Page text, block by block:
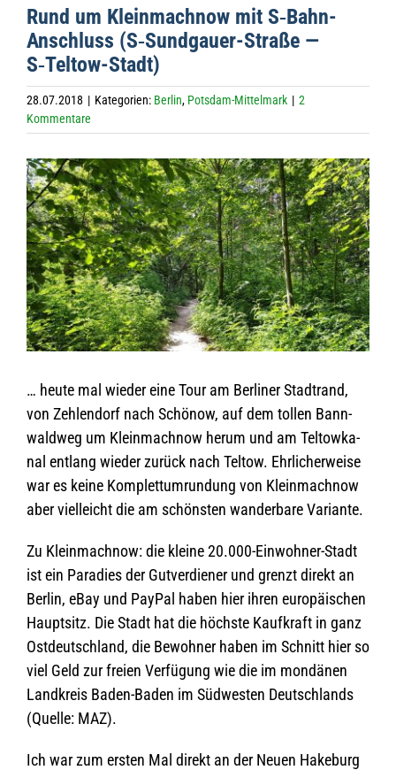
Rund um Klein­mach­now mit S‑Bahn-
Anschluss (S‑Sund­gauer-Straße —
S‑Tel­tow-Stadt)
28.07.2018 | Kategorien: Berlin, Potsdam-Mittelmark | 2
Kommentare
Zeige
grösseres
Bild
… heute mal wie­der eine Tour am Ber­li­ner Stadt­rand,
von Zehlen­dorf nach Schö­now, auf dem tol­len Bann­
wald­weg um Klein­mach­now herum und am Tel­tow­ka­
nal ent­lang wie­der zurück nach Tel­tow. Ehr­li­cher­weise
war es keine Kom­plett­um­run­dung von Klein­mach­now
aber viel­leicht die am schöns­ten wan­der­bare Variante.
Zu Klein­mach­now: die kleine 20.000-Einwohner-Stadt
ist ein Para­dies der Gut­ver­die­ner und grenzt direkt an
Ber­lin, eBay und Pay­Pal haben hier ihren euro­päi­schen
Haupt­sitz. Die Stadt hat die höchste Kauf­kraft in ganz
Ost­deutsch­land, die Bewoh­ner haben im Schnitt hier so
viel Geld zur freien Ver­fü­gung wie die im mon­dä­nen
Land­kreis Baden-Baden im Süd­wes­ten Deutsch­lands
(Quelle: MAZ).
Ich war zum ers­ten Mal direkt an der Neuen Hake­burg